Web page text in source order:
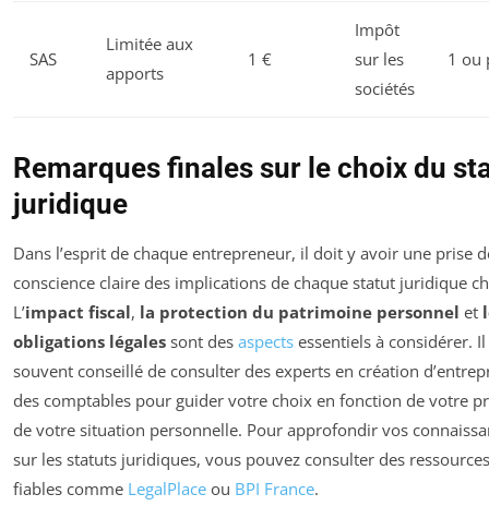
SAS
Limitée aux
apports
1 €
Impôt
sur les
sociétés
1 ou
Remarques finales sur le choix du
juridique
Dans l’esprit de chaque entrepreneur, il doit y avoir une prise
conscience claire des implications de chaque statut juridique
L’impact fiscal, la protection du patrimoine personnel et
obligations légales sont des aspects essentiels à considérer.
souvent conseillé de consulter des experts en création
des comptables pour guider votre choix en fonction de votre
de votre situation personnelle. Pour approfondir vos
sur les statuts juridiques, vous pouvez consulter des ressources
fiables comme LegalPlace ou BPI France.